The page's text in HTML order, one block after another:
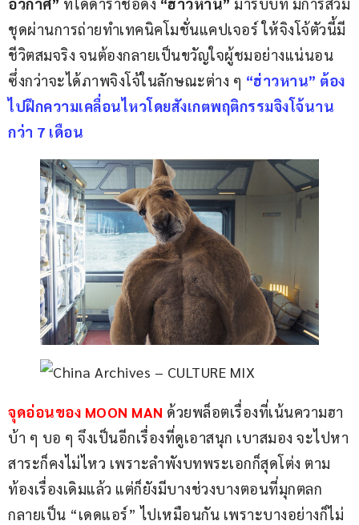
ชุดผ่านการถ่ายทำเทคนิคโมชั่นแคปเจอร์ ให้จิงโจ้ตัวนี้มี
ชีวิตสมจริง จนต้องกลายเป็นขวัญใจผู้ชมอย่างแน่นอน
ซึ่งกว่าจะได้ภาพจิงโจ้ในลักษณะต่าง ๆ “ฮ่าวหาน” ต้อง
ไปฝึกความเคลื่อนไหวโดยสังเกตพฤติกรรมจิงโจ้นาน
กว่า 7 เดือน
จุดอ่อนของ MOON MAN ด้วยพล็อตเรื่องที่เน้นความฮา
บ้า ๆ บอ ๆ จึงเป็นอีกเรื่องที่ดูเอาสนุก เบาสมอง จะไปหา
สาระก็คงไม่ไหว เพราะลำพังบทพระเอกก็สุดโต่ง ตาม
ท้องเรื่องเดิมแล้ว แต่ก็ยังมีบางช่วงบางตอนที่มุกตลก
กลายเป็น “เดดแอร์” ไปเหมือนกัน เพราะบางอย่างก็ไม่